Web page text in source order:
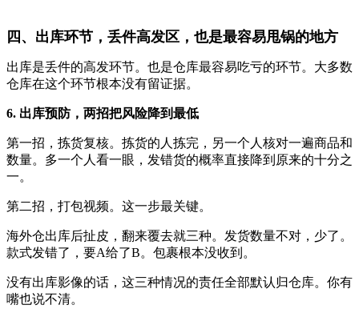
四、出库环节，丢件高发区，也是最容易甩锅的地方
出库是丢件的高发环节。也是仓库最容易吃亏的环节。大多数
仓库在这个环节根本没有留证据。
6. 出库预防，两招把风险降到最低
第一招，拣货复核。拣货的人拣完，另一个人核对一遍商品和
数量。多一个人看一眼，发错货的概率直接降到原来的十分之
一。
第二招，打包视频。这一步最关键。
海外仓出库后扯皮，翻来覆去就三种。发货数量不对，少了。
款式发错了，要A给了B。包裹根本没收到。
没有出库影像的话，这三种情况的责任全部默认归仓库。你有
嘴也说不清。